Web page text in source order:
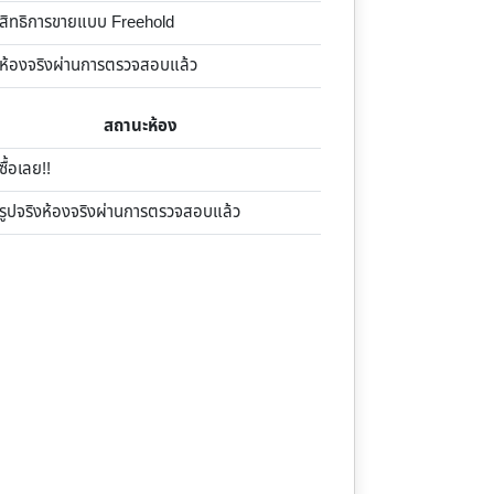
ธิการขายแบบ Freehold
งจริงผ่านการตรวจสอบแล้ว
สถานะห้อง
เลย!!
ริงห้องจริงผ่านการตรวจสอบแล้ว